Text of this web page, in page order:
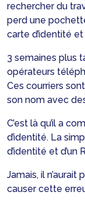
rechercher du
perd une
carte d’identité et
3 semaines plus
opérateurs
Ces courriers
son nom avec
C’est là qu’il a
d’identité. La
d’identité et d’un
Jamais, il
causer cette